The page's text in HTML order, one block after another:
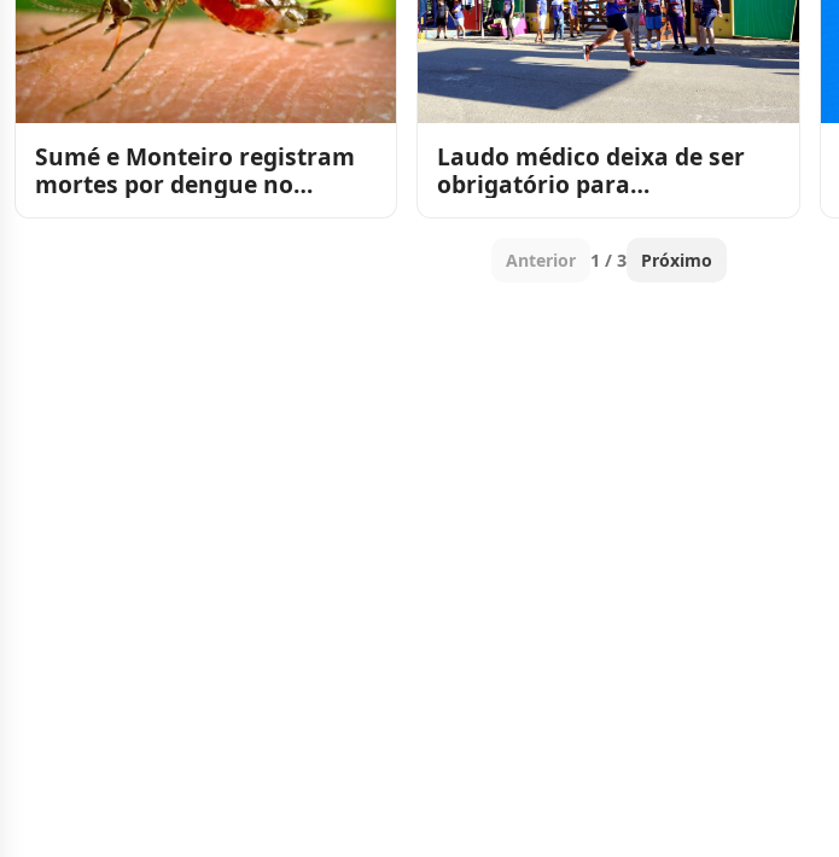
Sumé e Monteiro registram
mortes por dengue no
Laudo médico deixa de ser
obrigatório para
Anterior 1 / 3 Próximo